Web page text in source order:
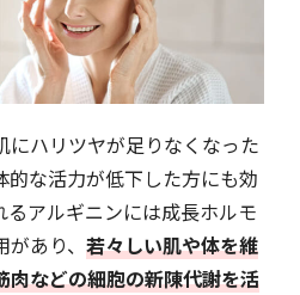
にハリツヤが足りなくなった
的な活力が低下した方にも効
るアルギニンには成長ホルモ
あり、 若々しい肌や体を維
肉などの細胞の新陳代謝を活